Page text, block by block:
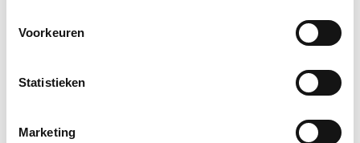
Voorkeuren
Statistieken
Marketing